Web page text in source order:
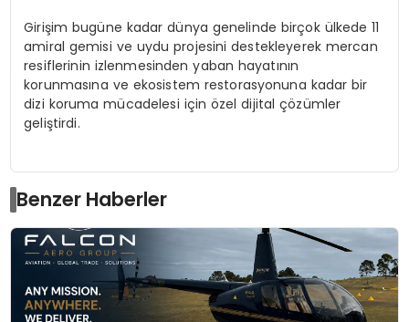
Girişim bugüne kadar dünya genelinde birçok ülkede 11
amiral gemisi ve uydu projesini destekleyerek mercan
resiflerinin izlenmesinden yaban hayatının
korunmasına ve ekosistem restorasyonuna kadar bir
dizi koruma mücadelesi için özel dijital çözümler
geliştirdi.
Benzer Haberler